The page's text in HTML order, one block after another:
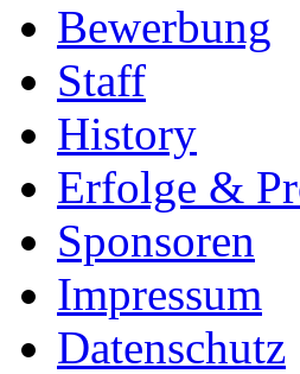
Bewerbung
Staff
History
Erfolge &
Sponsoren
Impressum
Datenschutz